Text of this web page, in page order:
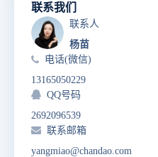
联系我们
联系人
杨苗
电话(微信)
13165050229
QQ号码
2692096539
联系邮箱
yangmiao@chandao.com